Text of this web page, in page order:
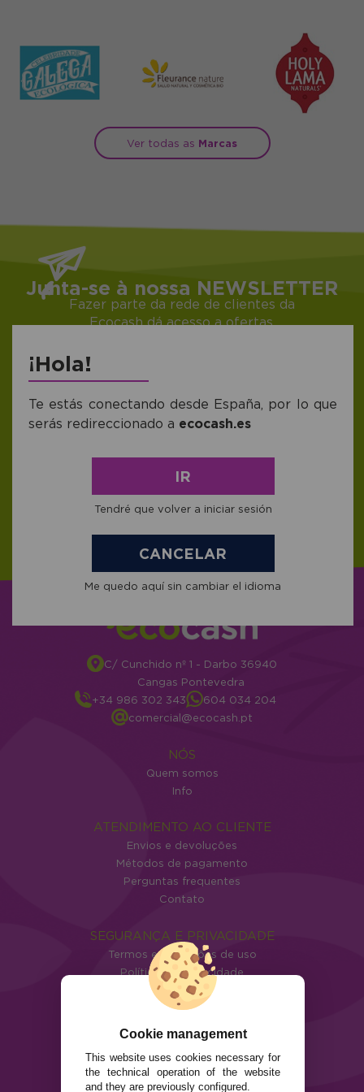
Ver todas as Marcas
Junta-se à nossa NEWSLETTER
Fazer parte da rede de clientes da
Ecocash dá acesso a ofertas,
darme de baja cuando quiera según lo
Política de Publicidad
C/ Cunchido nº 1 - Darbo 36940
Cangas Pontevedra
+34 986 302 343
604 034 204
comercial@ecocash.pt
NÓS
Quem somos
Info
ATENDIMENTO AO CLIENTE
Envios e devoluções
Métodos de pagamento
Perguntas frequentes
Contato
SEGURANÇA E PRIVACIDADE
Termos e condições de uso
Política de privacidade
Política de cookies
¡Hola!
Te estás conectando desde España, por lo que
serás redireccionado a ecocash.es
IR
Tendré que volver a iniciar sesión
CANCELAR
Me quedo aquí sin cambiar el idioma
Cookie management
This website uses cookies necessary for
the technical operation of the website
and they are previously configured.